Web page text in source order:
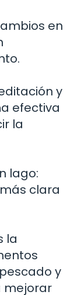
en
y
efectiva
la
lago:
clara
la
y
mejorar